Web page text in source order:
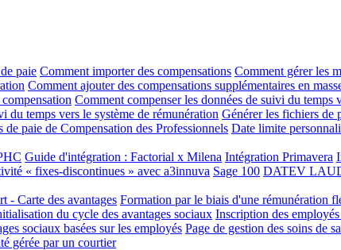
paie Comment importer des compensations Comment gérer les
Comment ajouter des compensations supplémentaires en
Comment compenser les données de suivi du temps
du temps vers le système de rémunération Générer les fichiers de
paie de Compensation des Professionnels Date limite
Guide d'intégration : Factorial x Milena Intégration Primavera
« fixes-discontinues » avec a3innuva Sage 100 DATEV
- Carte des avantages Formation par le biais d'une rémunération
du cycle des avantages sociaux Inscription des
sociaux basées sur les employés Page de gestion des soins de
gérée par un courtier